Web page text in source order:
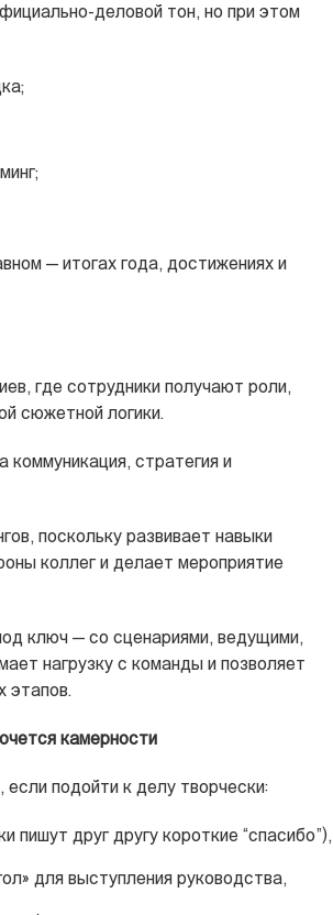
деловой тон, но при этом
— итогах года, достижениях и
где сотрудники получают роли,
сюжетной логики.
коммуникация, стратегия и
поскольку развивает навыки
коллег и делает мероприятие
ключ — со сценариями, ведущими,
нагрузку с команды и позволяет
этапов.
камерности
подойти к делу творчески:
пишут друг другу короткие “спасибо”),
для выступления руководства,